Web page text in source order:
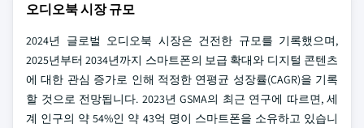
오디오북 시장 규모
2024년 글로벌 오디오북 시장은 건전한 규모를 기록했으며,
2025년부터 2034년까지 스마트폰의 보급 확대와 디지털 콘텐츠
에 대한 관심 증가로 인해 적정한 연평균 성장률(CAGR)을 기록
할 것으로 전망됩니다. 2023년 GSMA의 최근 연구에 따르면, 세
계 인구의 약 54%인 약 43억 명이 스마트폰을 소유하고 있습니